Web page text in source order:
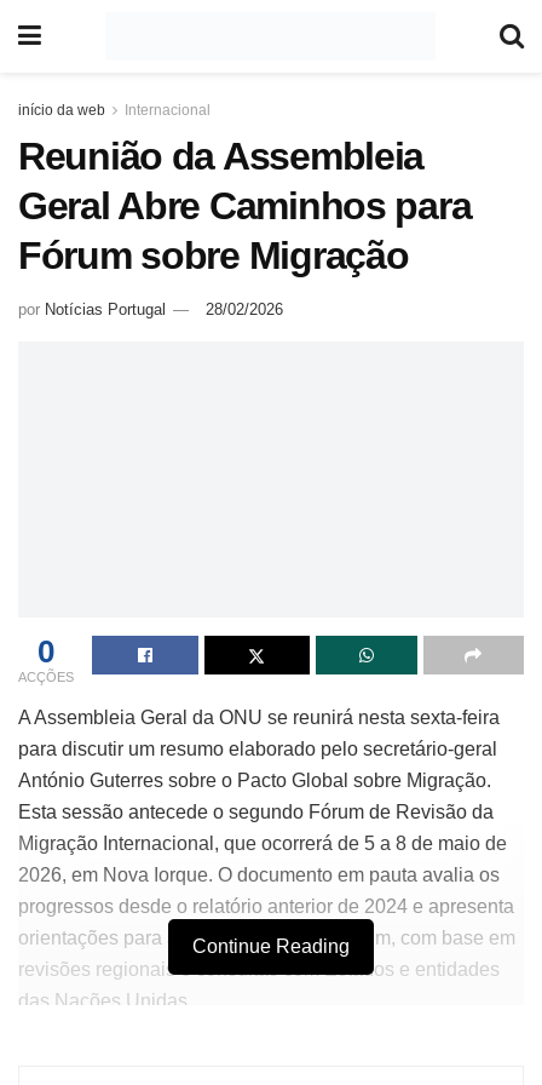
início da web Internacional
Reunião da Assembleia
Geral Abre Caminhos para
Fórum sobre Migração
por Notícias Portugal 28/02/2026
0
ACÇÕES
A Assembleia Geral da ONU se reunirá nesta sexta-feira
para discutir um resumo elaborado pelo secretário-geral
António Guterres sobre o Pacto Global sobre Migração.
Esta sessão antecede o segundo Fórum de Revisão da
Migração Internacional, que ocorrerá de 5 a 8 de maio de
2026, em Nova Iorque. O documento em pauta avalia os
progressos desde o relatório anterior de 2024 e apresenta
orientações para as deliberações do Fórum, com base em
revisões regionais e consultas com Estados e entidades
das Nações Unidas.
Continue Reading